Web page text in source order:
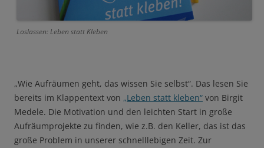
Loslassen: Leben statt Kleben
„Wie Aufräumen geht, das wissen Sie selbst“. Das lesen Sie
bereits im Klappentext von „Leben statt kleben“ von Birgit
Medele. Die Motivation und den leichten Start in große
Aufräumprojekte zu finden, wie z.B. den Keller, das ist das
große Problem in unserer schnelllebigen Zeit. Zur